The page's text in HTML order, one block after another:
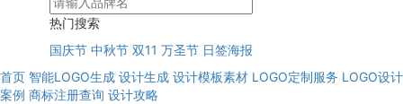
热门搜索
国庆节 中秋节 双11 万圣节 日签海报
首页 智能LOGO生成 设计生成 设计模板素材 LOGO定制服务 LOGO设计
案例 商标注册查询 设计攻略